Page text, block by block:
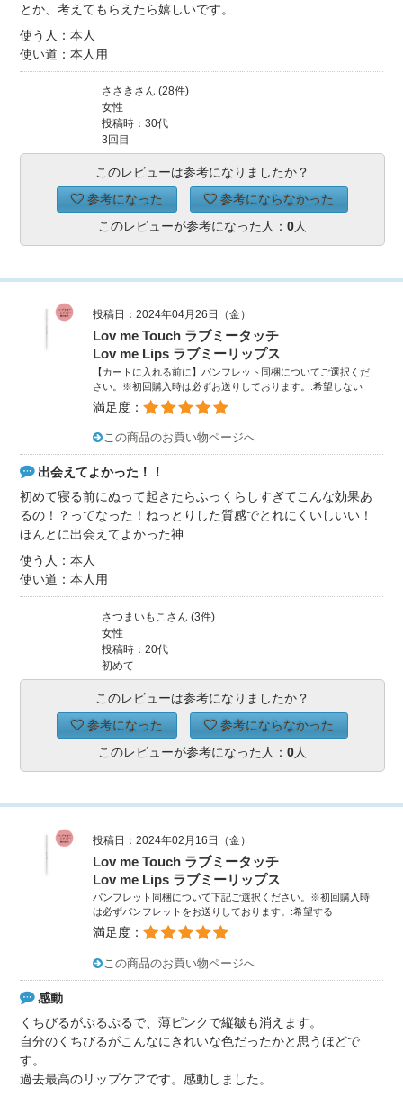
とか、考えてもらえたら嬉しいです。
使う人：本人
使い道：本人用
ささきさん (28件)
女性
投稿時：30代
3回目
このレビューは参考になりましたか？
参考になった
参考にならなかった
このレビューが参考になった人： 0人
投稿日：2024年04月26日（金）
Lov me Touch ラブミータッチ
Lov me Lips ラブミーリップス
【カートに入れる前に】パンフレット同梱についてご選択くだ
さい。※初回購入時は必ずお送りしております。:希望しない
満足度：
この商品のお買い物ページへ
出会えてよかった！！
初めて寝る前にぬって起きたらふっくらしすぎてこんな効果あ
るの！？ってなった！ねっとりした質感でとれにくいしいい！
ほんとに出会えてよかった神
使う人：本人
使い道：本人用
さつまいもこさん (3件)
女性
投稿時：20代
初めて
このレビューは参考になりましたか？
参考になった
参考にならなかった
このレビューが参考になった人： 0人
投稿日：2024年02月16日（金）
Lov me Touch ラブミータッチ
Lov me Lips ラブミーリップス
パンフレット同梱について下記ご選択ください。※初回購入時
は必ずパンフレットをお送りしております。:希望する
満足度：
この商品のお買い物ページへ
感動
くちびるがぷるぷるで、薄ピンクで縦皺も消えます。
自分のくちびるがこんなにきれいな色だったかと思うほどで
す。
過去最高のリップケアです。感動しました。